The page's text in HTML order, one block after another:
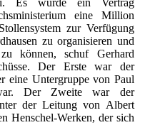
eine Million
zur Verfügung
zu organisieren und
können, schuf Gerhard
Der Erste war der
eine Untergruppe von Paul
war. Der Zweite war der
der Leitung von Albert
Henschel-Werken, der sich